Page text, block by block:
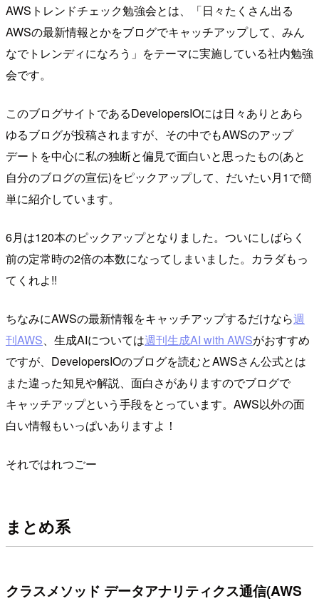
AWSトレンドチェック勉強会とは、「日々たくさん出る
AWSの最新情報とかをブログでキャッチアップして、みん
なでトレンディになろう」をテーマに実施している社内勉強
会です。
このブログサイトであるDevelopersIOには日々ありとあら
ゆるブログが投稿されますが、その中でもAWSのアップ
デートを中心に私の独断と偏見で面白いと思ったもの(あと
自分のブログの宣伝)をピックアップして、だいたい月1で簡
単に紹介しています。
6月は120本のピックアップとなりました。ついにしばらく
前の定常時の2倍の本数になってしまいました。カラダもっ
てくれよ!!
ちなみにAWSの最新情報をキャッチアップするだけなら週
刊AWS 、生成AIについては週刊生成AI with AWSがおすすめ
ですが、DevelopersIOのブログを読むとAWSさん公式とは
また違った知見や解説、面白さがありますのでブログで
キャッチアップという手段をとっています。AWS以外の面
白い情報もいっぱいありますよ！
それではれつごー
まとめ系
クラスメソッド データアナリティクス通信(AWS